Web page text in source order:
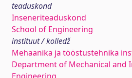
teaduskond
Inseneriteaduskond
School of Engineering
instituut / kolledž
Mehaanika ja tööstustehnika
Department of Mechanical and